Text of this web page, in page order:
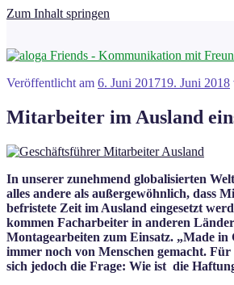
Zum Inhalt springen
Veröffentlicht am 6. Juni 201719. Juni 2018
Mitarbeiter im Ausland
In unserer zunehmend globalisierten
alles andere als außergewöhnlich, dass
befristete Zeit im Ausland eingesetzt
kommen Facharbeiter in anderen
Montagearbeiten zum Einsatz. „Made in
immer noch von Menschen gemacht.
sich jedoch die Frage: Wie ist die